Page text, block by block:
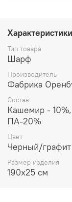
Характеристики
Тип товара
Шарф
Производитель
Фабрика
Состав
Кашемир -
ПА-20%
Цвет
Черный/графит
Размер изделия
190x25 см